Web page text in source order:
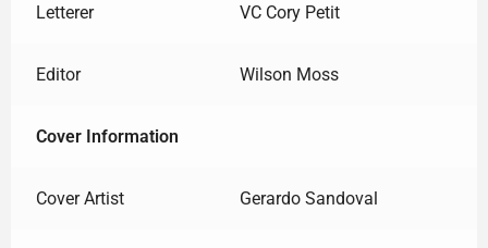
Letterer VC Cory Petit
Editor Wilson Moss
Cover Information
Cover Artist Gerardo Sandoval